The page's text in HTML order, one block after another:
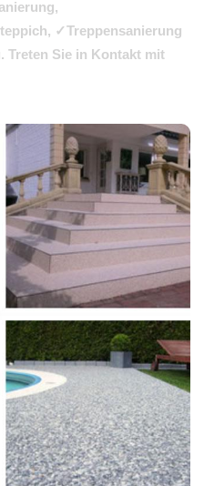
✓Treppensanierung
Sie in Kontakt mit